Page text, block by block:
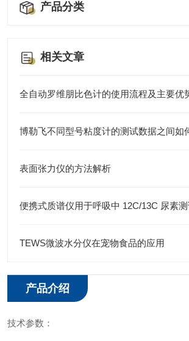
产品分类
相关文章
全自动罗维朋比色计的使用流程及主要优
博勒飞不同型号粘度计的测试数据之间如
表面张力仪的方法解析
便携式质谱仪用于呼吸中 12C/13C 尿素
TEWS微波水分仪在宠物食品的应用
产品介绍
技术参数：